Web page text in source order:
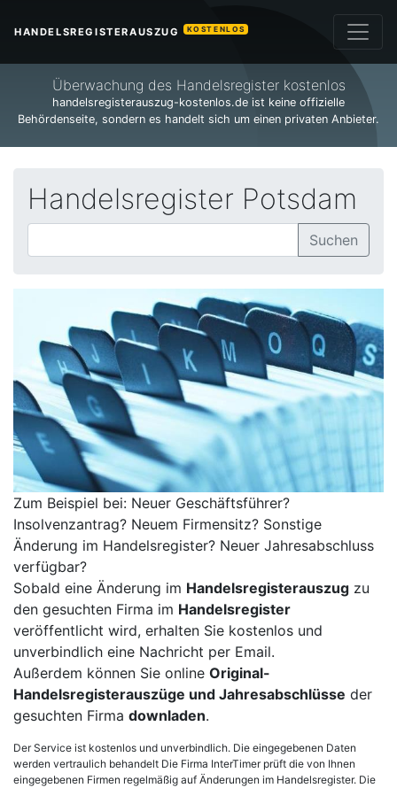
HANDELSREGISTERAUSZUG KOSTENLOS
Überwachung des Handelsregister kostenlos
handelsregisterauszug-kostenlos.de ist keine offizielle
Behördenseite, sondern es handelt sich um einen privaten Anbieter.
Handelsregister Potsdam
Suchen
Zum Beispiel bei: Neuer Geschäftsführer?
Insolvenzantrag? Neuem Firmensitz? Sonstige
Änderung im Handelsregister? Neuer Jahresabschluss
verfügbar?
Sobald eine Änderung im Handelsregisterauszug zu
den gesuchten Firma im Handelsregister
veröffentlicht wird, erhalten Sie kostenlos und
unverbindlich eine Nachricht per Email.
Außerdem können Sie online Original-
Handelsregisterauszüge und Jahresabschlüsse der
gesuchten Firma downladen.
Der Service ist kostenlos und unverbindlich. Die eingegebenen Daten
werden vertraulich behandelt Die Firma InterTimer prüft die von Ihnen
eingegebenen Firmen regelmäßig auf Änderungen im Handelsregister. Die